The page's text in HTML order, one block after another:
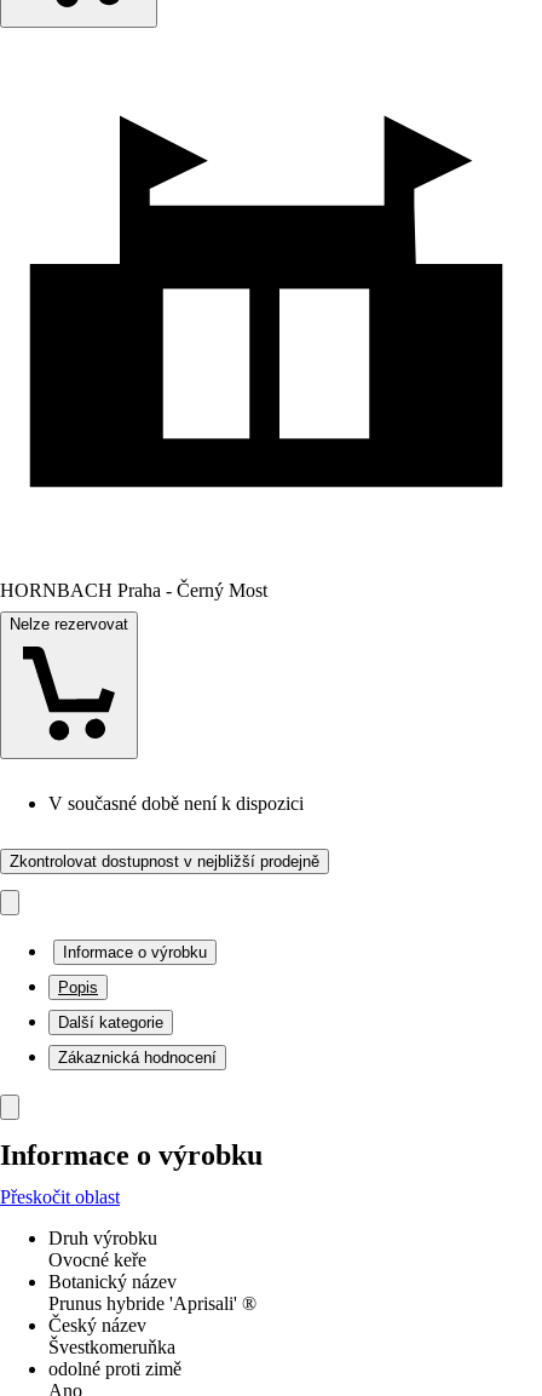
HORNBACH Praha - Černý Most
Nelze rezervovat
V současné době není k dispozici
Zkontrolovat dostupnost v nejbližší prodejně
Informace o výrobku
Popis
Další kategorie
Zákaznická hodnocení
Informace o výrobku
Přeskočit oblast
Druh výrobku
Ovocné keře
Botanický název
Prunus hybride 'Aprisali' ®
Český název
Švestkomeruňka
odolné proti zimě
Ano